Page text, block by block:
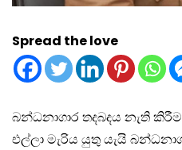
Spread the love
බන්ධනාගාර තදබදය නැති
එල්ලා මැරිය යුතු යැයි